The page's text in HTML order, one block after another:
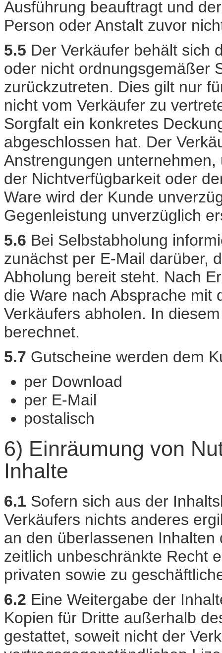
Ausführung beauftragt und
Person oder Anstalt zuvor
5.5 Der Verkäufer behält sich
oder nicht ordnungsgemäßer
zurückzutreten. Dies gilt nur
nicht vom Verkäufer zu
Sorgfalt ein konkretes
abgeschlossen hat. Der
Anstrengungen
der Nichtverfügbarkeit oder
Ware wird der Kunde
Gegenleistung unverzüglich
5.6 Bei Selbstabholung
zunächst per E-Mail darüber,
Abholung bereit steht. Nach
die Ware nach Absprache mit
Verkäufers abholen. In
berechnet.
5.7 Gutscheine werden dem
per Download
per E-Mail
postalisch
6) Einräumung von
Inhalte
6.1 Sofern sich aus der
Verkäufers nichts anderes
an den überlassenen
zeitlich unbeschränkte Recht
privaten sowie zu
6.2 Eine Weitergabe der
Kopien für Dritte außerhalb
gestattet, soweit nicht der